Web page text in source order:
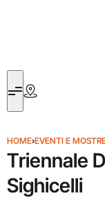
HOME›EVENTI E
Triennale
Sighicelli